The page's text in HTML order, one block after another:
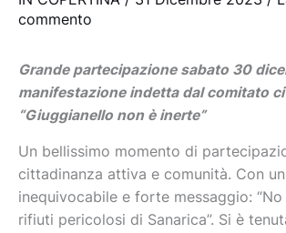
commento
Grande partecipazione sabato 30
manifestazione indetta dal comitato
“Giuggianello non è inerte”
Un bellissimo momento di
cittadinanza attiva e comunità. Con
inequivocabile e forte messaggio: “No
rifiuti pericolosi di Sanarica”. Si è